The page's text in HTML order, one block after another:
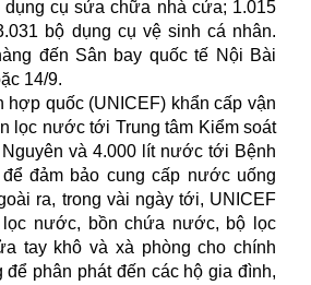
dụng cụ sửa chữa nhà cửa; 1.015
bộ dụng cụ vệ sinh cá nhân.
đến Sân bay quốc tế Nội Bài
14/9.
hợp quốc (UNICEF) khẩn cấp vận
lọc nước tới Trung tâm Kiểm soát
và 4.000 lít nước tới Bệnh
đảm bảo cung cấp nước uống
ra, trong vài ngày tới, UNICEF
nước, bồn chứa nước, bộ lọc
tay khô và xà phòng cho chính
phân phát đến các hộ gia đình,